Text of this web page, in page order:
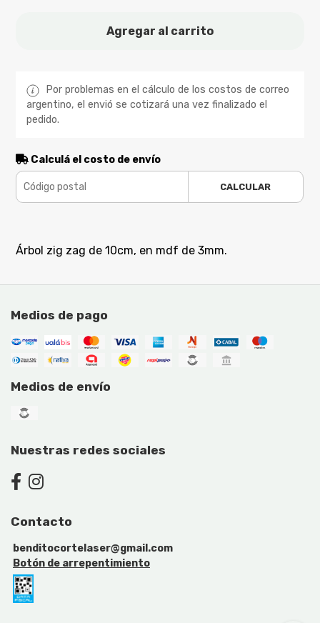
Agregar al carrito
Por problemas en el cálculo de los costos de correo
argentino, el envió se cotizará una vez finalizado el
pedido.
Calculá el costo de envío
CALCULAR
Árbol zig zag de 10cm, en mdf de 3mm.
Medios de pago
Medios de envío
Nuestras redes sociales
Contacto
benditocortelaser@gmail.com
Botón de arrepentimiento